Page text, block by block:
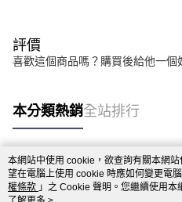
評價
喜歡這個商品嗎？購買後給他一個
本分類熱銷全站排行
熱門標籤
本網站中使用 cookie，欲查詢有關本網
望在電腦上使用 cookie 時應如何變更電
權條款 」之 Cookie 聲明。您繼續使用